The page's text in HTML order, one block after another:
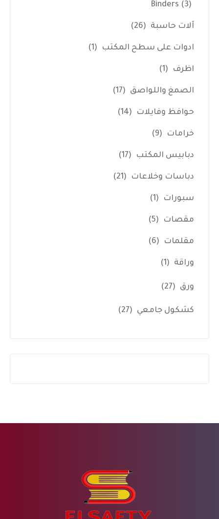
Binders (3)
آلات حاسبة (26)
ادوات على سطح المكتب (1)
اظرف (1)
الصمغ واللواصق (17)
حوافظ وفايلات (14)
خرامات (9)
دبابيس المكتب (17)
دباسات وخلاعات (21)
سبورات (1)
مقصات (5)
مقلمات (6)
وراقة (1)
ورق (27)
كشكول جامعي (27)